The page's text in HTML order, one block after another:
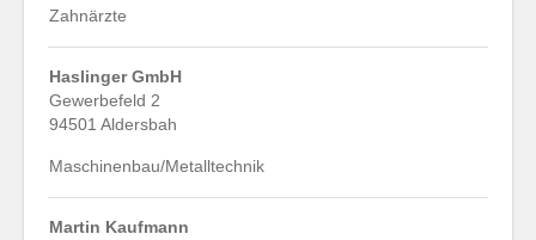
Zahnärzte
Haslinger GmbH
Gewerbefeld 2
94501 Aldersbah
Maschinenbau/Metalltechnik
Martin Kaufmann